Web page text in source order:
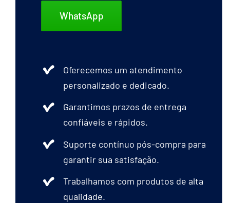
WhatsApp
Oferecemos um atendimento
personalizado e dedicado.
Garantimos prazos de entrega
confiáveis e rápidos.
Suporte contínuo pós-compra para
garantir sua satisfação.
Trabalhamos com produtos de alta
qualidade.